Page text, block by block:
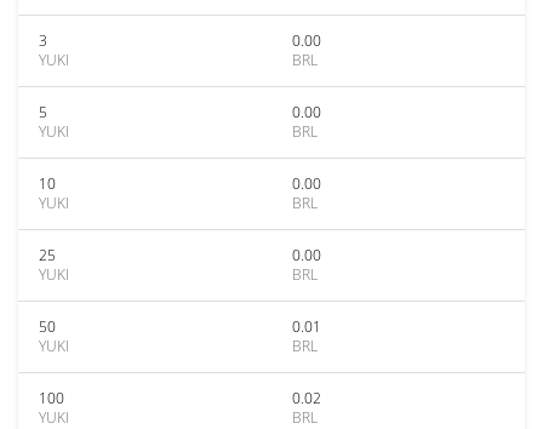
3
YUKI
0.00
BRL
5
YUKI
0.00
BRL
10
YUKI
0.00
BRL
25
YUKI
0.00
BRL
50
YUKI
0.01
BRL
100
YUKI
0.02
BRL